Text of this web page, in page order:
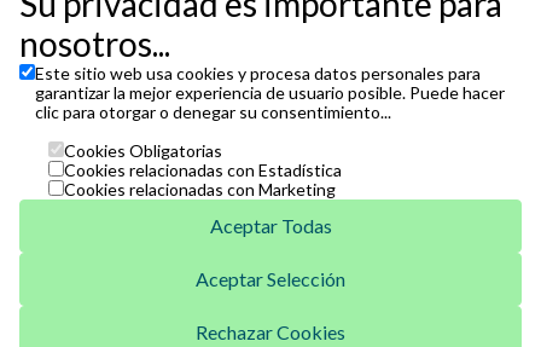
Venta Telefónica
nosotros...
Este sitio web usa cookies y procesa datos personales para
garantizar la mejor experiencia de usuario posible. Puede hacer
clic para otorgar o denegar su consentimiento...
Cookies Obligatorias
Cookies relacionadas con Estadística
Cookies relacionadas con Marketing
Aceptar Todas
Aceptar Selección
Rechazar Cookies